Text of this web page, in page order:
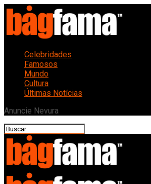
Celebridades
Famosos
Mundo
Cultura
Últimas Notícias
Anuncie Nevura